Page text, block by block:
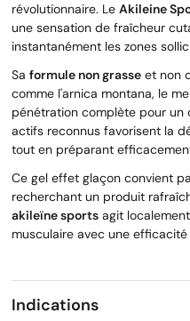
révolutionnaire. Le Akileine
une sensation de fraîcheur
instantanément les zones
Sa formule non grasse et non
comme l'arnica montana, le
pénétration complète pour un
actifs reconnus favorisent la
tout en préparant
Ce gel effet glaçon convient
recherchant un produit
akileïne sports agit
musculaire avec une
Indications